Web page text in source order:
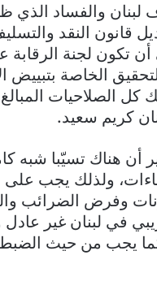
والفساد الذي
قانون النقد
تكون لجنة
الخاصة بتبييض
الصلاحيات المبالغ
كريم سعيد.
أن هناك تسيّبا
ولذلك يجب على
وفرض الضرائب
في لبنان غير
كما يجب من حيث